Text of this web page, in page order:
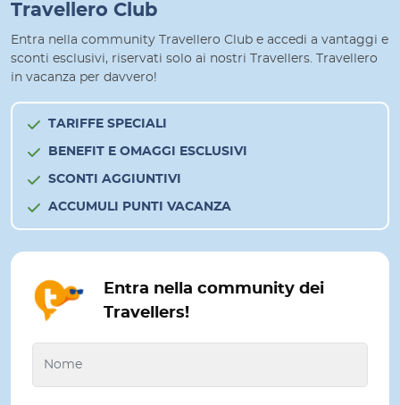
Travellero Club
Entra nella community Travellero Club e accedi a vantaggi e
sconti esclusivi, riservati solo ai nostri Travellers. Travellero
in vacanza per davvero!
TARIFFE SPECIALI
BENEFIT E OMAGGI ESCLUSIVI
SCONTI AGGIUNTIVI
ACCUMULI PUNTI VACANZA
Entra nella community dei
Travellers!